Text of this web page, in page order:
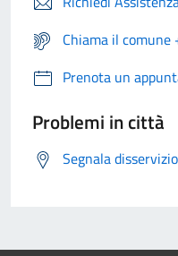
Chiama il
Prenota un
Problemi in città
Segnala disservizio